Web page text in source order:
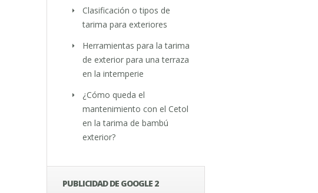
Clasificación o tipos de
tarima para exteriores
Herramientas para la tarima
de exterior para una terraza
en la intemperie
¿Cómo queda el
mantenimiento con el Cetol
en la tarima de bambú
exterior?
PUBLICIDAD DE GOOGLE 2